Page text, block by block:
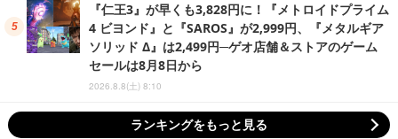
『仁王3』が早くも3,828円に！『メトロイドプライム
4 ビヨンド』と『SAROS』が2,999円、『メタルギア
ソリッド Δ』は2,499円─ゲオ店舗＆ストアのゲーム
セールは8月8日から
2026.8.8(土) 8:10
ランキングをもっと見る